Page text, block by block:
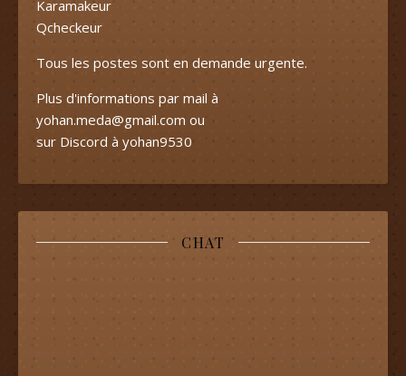
Karamakeur
Qcheckeur
Tous les postes sont en demande urgente.
Plus d'informations par mail à
yohan.meda@gmail.com ou
sur Discord à yohan9530
CHAT